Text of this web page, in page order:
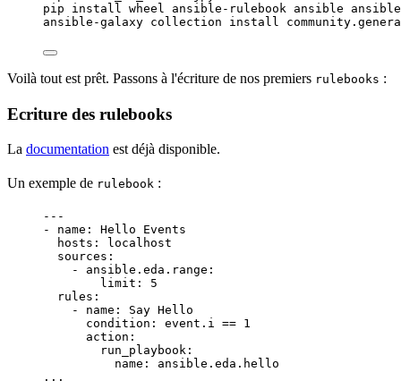
pip
install wheel ansible-rulebook ansible
ansible-galaxy collection install
Voilà tout est prêt. Passons à l'écriture de nos premiers rulebooks :
Ecriture des rulebooks
La documentation est déjà disponible.
Un exemple de rulebook :
---
- name : Hello Events
hosts :
localhost
sources :
- ansible.eda.range :
limit : 5
rules :
- name : Say Hello
condition : event.i == 1
action :
run_playbook :
name : ansible.eda.hello
...